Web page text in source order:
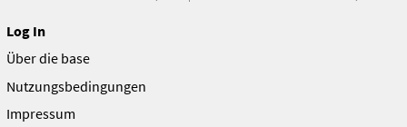
Log In
Über die base
Nutzungsbedingungen
Impressum